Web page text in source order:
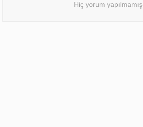
Hiç yorum yapılmamış.